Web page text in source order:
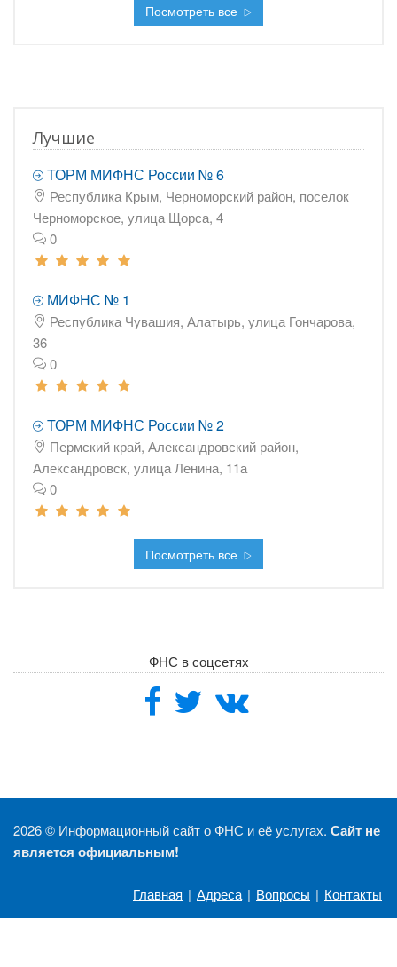
Посмотреть все
Лучшие
ТОРМ МИФНС России № 6
Республика Крым, Черноморский район, поселок
Черноморское, улица Щорса, 4
0
МИФНС № 1
Республика Чувашия, Алатырь, улица Гончарова,
36
0
ТОРМ МИФНС России № 2
Пермский край, Александровский район,
Александровск, улица Ленина, 11а
0
Посмотреть все
ФНС в соцсетях
2026 © Информационный сайт о ФНС и её услугах. Сайт не
является официальным!
Главная | Адреса | Вопросы | Контакты